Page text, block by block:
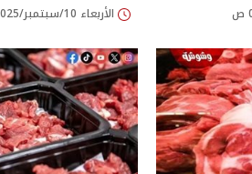
الأربعاء 10/سبتمبر/2025 - 11:00 ص